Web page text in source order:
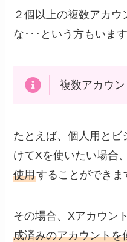
２個以上の複数アカ
な･･･という方もいます
複数アカウン
たとえば、個人用とビ
けてXを使いたい場合
使用することができま
その場合、Xアカウン
成済みのアカウントを